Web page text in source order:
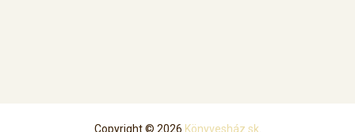
Copyright © 2026 Könyvesház.sk